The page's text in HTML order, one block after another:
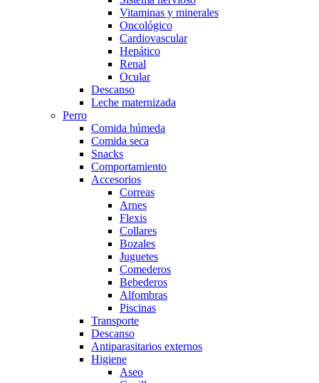
Vitaminas y minerales
Oncológico
Cardiovascular
Hepático
Renal
Ocular
Descanso
Leche maternizada
Perro
Comida húmeda
Comida seca
Snacks
Comportamiento
Accesorios
Correas
Arnes
Flexis
Collares
Bozales
Juguetes
Comederos
Bebederos
Alfombras
Piscinas
Transporte
Descanso
Antiparasitarios externos
Higiene
Aseo